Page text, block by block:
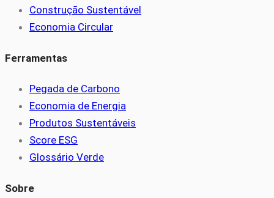
Construção Sustentável
Economia Circular
Ferramentas
Pegada de Carbono
Economia de Energia
Produtos Sustentáveis
Score ESG
Glossário Verde
Sobre